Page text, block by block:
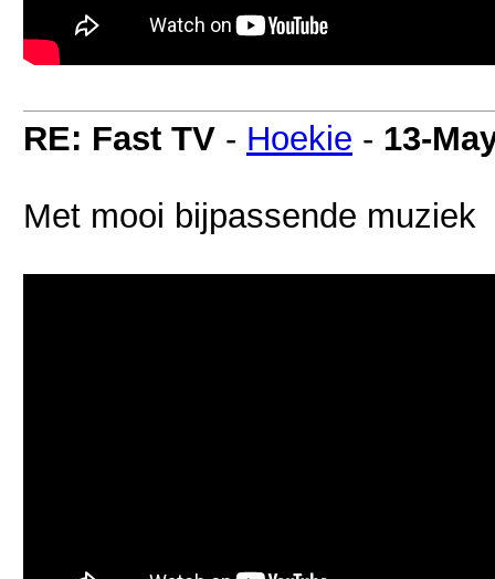
RE: Fast TV - Hoekie - 13-
Met mooi bijpassende muziek